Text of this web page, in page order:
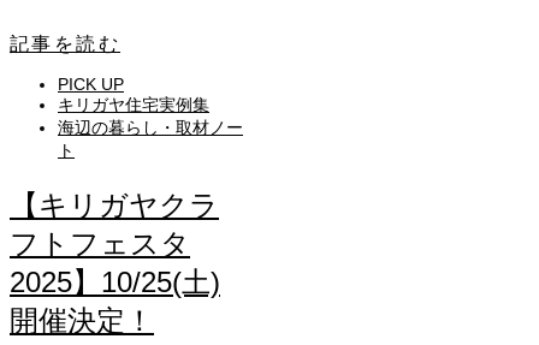
記事を読む
PICK UP
キリガヤ住宅実例集
海辺の暮らし・取材ノー
ト
【キリガヤクラ
フトフェスタ
2025】10/25(土)
開催決定！